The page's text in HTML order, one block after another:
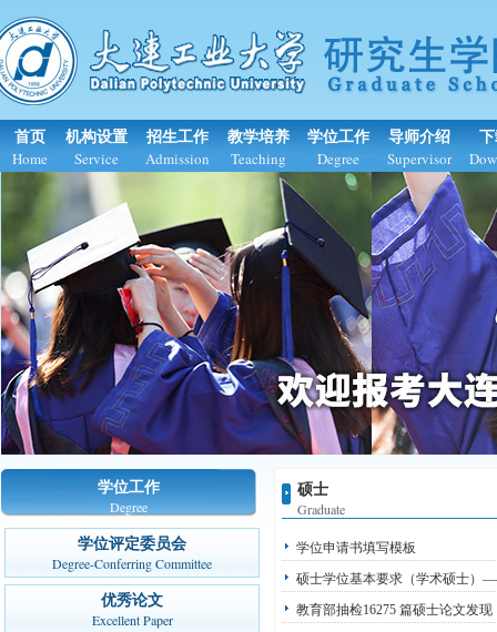
首页
Home
机构设置
Service
招生工作
Admission
教学培养
Teaching
学位工作
Degree
导师介绍
Supervisor
学位工作
Degree
学位评定委员会
Degree-Conferring Committee
优秀论文
Excellent Paper
硕士
Graduate
学位申请书填写模板
硕士学位基本要求（学术硕士）
教育部抽检16275 篇硕士论文发